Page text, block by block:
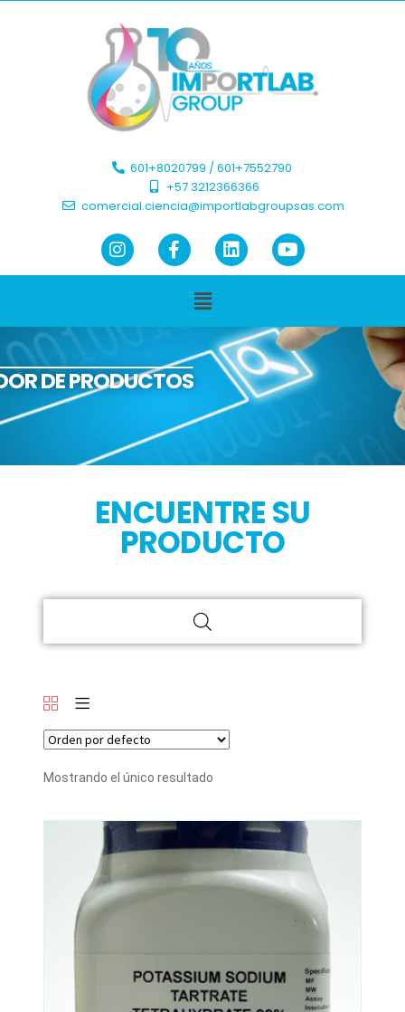
601+8020799 / 601+7552790 ​
+57 3212366366​
comercial.ciencia@importlabgroupsas.com
DE PRODUCTOS
ENCUENTRE SU
PRODUCTO
Mostrando el único resultado